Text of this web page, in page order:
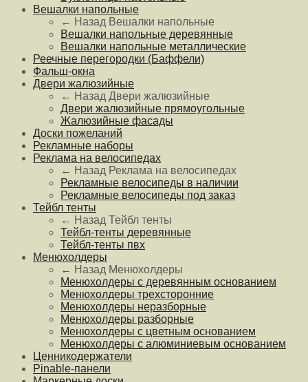
Вешалки напольные
← Назад Вешалки напольные
Вешалки напольные деревянные
Вешалки напольные металлические
Реечные перегородки (Баффели)
Фальш-окна
Двери жалюзийные
← Назад Двери жалюзийные
Двери жалюзийные прямоугольные
Жалюзийные фасады
Доски пожеланий
Рекламные наборы
Реклама на велосипедах
← Назад Реклама на велосипедах
Рекламные велосипеды в наличии
Рекламные велосипеды под заказ
Тейбл тенты
← Назад Тейбл тенты
Тейбл-тенты деревянные
Тейбл-тенты пвх
Менюхолдеры
← Назад Менюхолдеры
Менюхолдеры с деревянным основанием
Менюхолдеры трехсторонние
Менюхолдеры неразборные
Менюхолдеры разборные
Менюхолдеры с цветным основанием
Менюхолдеры с алюминиевым основанием
Ценникодержатели
Pinable-панели